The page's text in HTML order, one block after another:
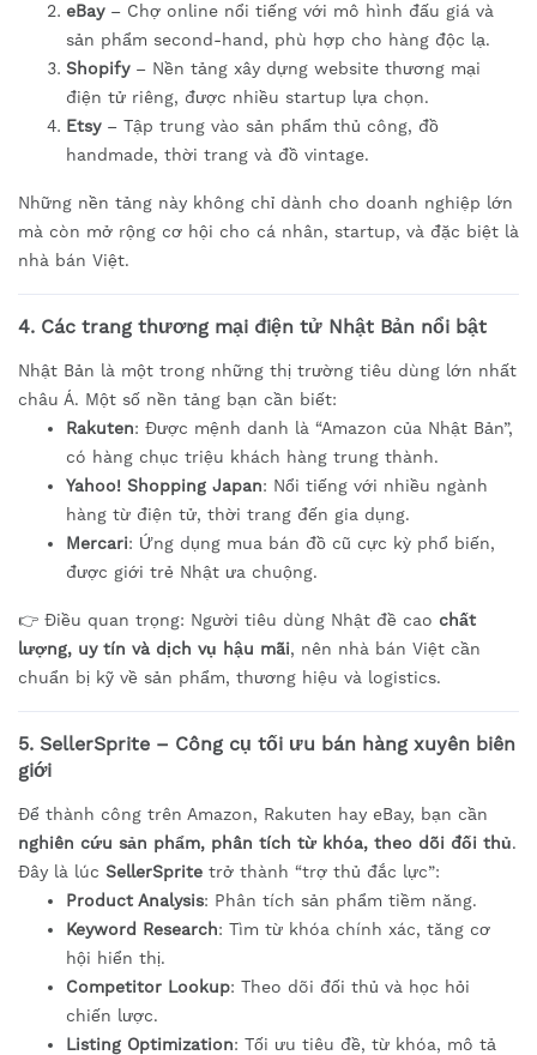
eBay– Chợ online nổi tiếng với mô hình đấu giá và
sản phẩm second-hand, phù hợp cho hàng độc lạ.
Shopify– Nền tảng xây dựng website thương mại
điện tử riêng, được nhiều startup lựa chọn.
Etsy– Tập trung vào sản phẩm thủ công, đồ
handmade, thời trang và đồ vintage.
Những nền tảng này không chỉ dành cho doanh nghiệp lớn
mà còn mở rộng cơ hội cho cá nhân, startup, và đặc biệt là
nhà bán Việt.
4. Các trang thương mại điện tử Nhật Bản nổi bật
Nhật Bản là một trong những thị trường tiêu dùng lớn nhất
châu Á. Một số nền tảng bạn cần biết:
Rakuten: Được mệnh danh là “Amazon của Nhật Bản”,
có hàng chục triệu khách hàng trung thành.
Yahoo! Shopping Japan: Nổi tiếng với nhiều ngành
hàng từ điện tử, thời trang đến gia dụng.
Mercari: Ứng dụng mua bán đồ cũ cực kỳ phổ biến,
được giới trẻ Nhật ưa chuộng.
👉 Điều quan trọng: Người tiêu dùng Nhật đề cao chất
lượng, uy tín và dịch vụ hậu mãi, nên nhà bán Việt cần
chuẩn bị kỹ về sản phẩm, thương hiệu và logistics.
5. SellerSprite – Công cụ tối ưu bán hàng xuyên biên
giới
Để thành công trên Amazon, Rakuten hay eBay, bạn cần
nghiên cứu sản phẩm, phân tích từ khóa, theo dõi đối thủ.
Đây là lúc SellerSprite trở thành “trợ thủ đắc lực”:
Product Analysis: Phân tích sản phẩm tiềm năng.
Keyword Research: Tìm từ khóa chính xác, tăng cơ
hội hiển thị.
Competitor Lookup: Theo dõi đối thủ và học hỏi
chiến lược.
Listing Optimization: Tối ưu tiêu đề, từ khóa, mô tả